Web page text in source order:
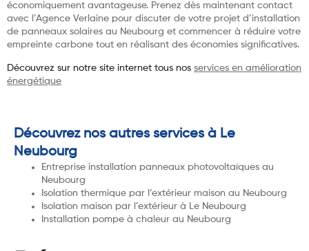
économiquement avantageuse. Prenez dès maintenant contact
avec l’Agence Verlaine pour discuter de votre projet d’installation
de panneaux solaires au Neubourg et commencer à réduire votre
empreinte carbone tout en réalisant des économies significatives.
Découvrez sur notre site internet tous nos services en amélioration
énergétique
Découvrez nos autres services à Le
Neubourg
Entreprise installation panneaux photovoltaïques au
Neubourg
Isolation thermique par l’extérieur maison au Neubourg
Isolation maison par l’extérieur à Le Neubourg
Installation pompe à chaleur au Neubourg